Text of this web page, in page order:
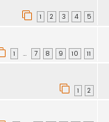
1 2 3 4 5
1 … 7 8 9 10 11
1 2